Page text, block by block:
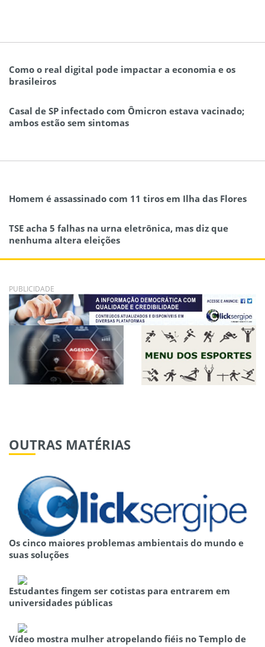
Como o real digital pode impactar a economia e os
brasileiros
Casal de SP infectado com Ômicron estava vacinado;
ambos estão sem sintomas
Homem é assassinado com 11 tiros em Ilha das Flores
TSE acha 5 falhas na urna eletrônica, mas diz que
nenhuma altera eleições
PUBLICIDADE
OUTRAS MATÉRIAS
Os cinco maiores problemas ambientais do mundo e
suas soluções
Estudantes fingem ser cotistas para entrarem em
universidades públicas
Vídeo mostra mulher atropelando fiéis no Templo de